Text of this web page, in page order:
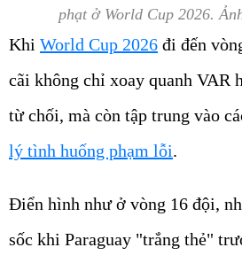
phạt ở World Cup 2026.
Khi World Cup 2026 đi đến
cãi không chỉ xoay quanh VAR
từ chối, mà còn tập trung vào
lý tình huống phạm lỗi.
Điển hình như ở vòng 16 đội,
sốc khi Paraguay "trắng thẻ"